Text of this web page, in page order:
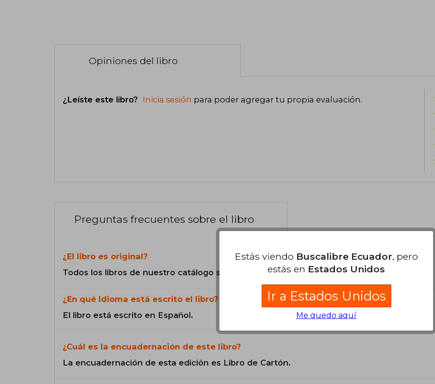
Opiniones del libro
¿Leíste este libro? Inicia sesión para poder agregar tu propia evaluación.
Preguntas frecuentes sobre el libro
¿El libro es original?
Todos los libros de nuestro catálogo son Originales.
¿En qué Idioma está escrito el libro?
El libro está escrito en Español.
¿Cuál es la encuadernación de este libro?
La encuadernación de esta edición es Libro de Cartón.
Estás viendo Buscalibre Ecuador, pero
estás en Estados Unidos
Ir a Estados Unidos
Me quedo aquí